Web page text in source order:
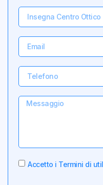
Accetto i Termini di